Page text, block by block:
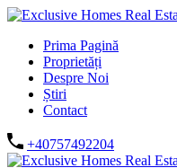
Prima Pagină
Proprietăți
Despre Noi
Știri
Contact
+40757492204